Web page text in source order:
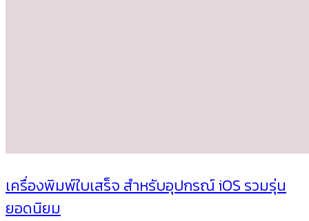
เครื่องพิมพ์ใบเสร็จ สำหรับอุปกรณ์ iOS รวมรุ่น
ยอดนิยม